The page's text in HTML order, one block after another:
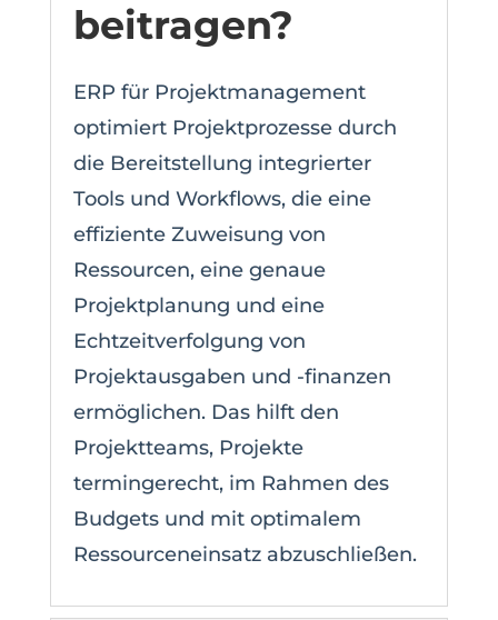
beitragen?
ERP für Projektmanagement
optimiert Projektprozesse durch
die Bereitstellung integrierter
Tools und Workflows, die eine
effiziente Zuweisung von
Ressourcen, eine genaue
Projektplanung und eine
Echtzeitverfolgung von
Projektausgaben und -finanzen
ermöglichen. Das hilft den
Projektteams, Projekte
termingerecht, im Rahmen des
Budgets und mit optimalem
Ressourceneinsatz abzuschließen.